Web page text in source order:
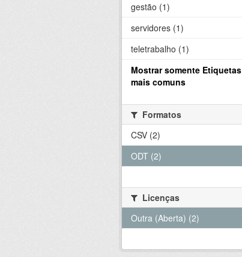
gestão (1)
servidores (1)
teletrabalho (1)
Mostrar somente Etiquetas
mais comuns
Formatos
CSV (2)
ODT (2)
Licenças
Outra (Aberta) (2)